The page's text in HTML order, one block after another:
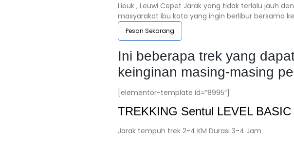
Lieuk , Leuwi Cepet Jarak yang tidak terlalu jauh
masyarakat ibu kota yang ingin berlibur bersama
Pesan Sekarang
Ini beberapa trek yang
keinginan masing-masing
[elementor-template id=”8995″]
TREKKING Sentul LEVEL
Jarak tempuh trek 2-4 KM Durasi 3-4 Jam